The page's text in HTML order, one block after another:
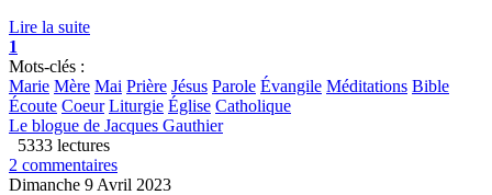
Lire la suite
1
Mots-clés :
Marie Mère Mai Prière Jésus Parole Évangile Méditations Bible
Écoute Coeur Liturgie Église Catholique
Le blogue de Jacques Gauthier
5333 lectures
2 commentaires
Dimanche 9 Avril 2023